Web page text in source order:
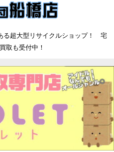
る超大型リサイクルショップ！ 宅
取も受付中！